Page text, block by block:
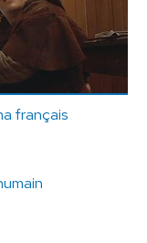
français